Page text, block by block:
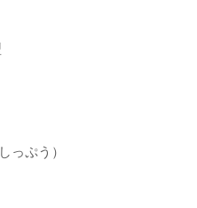
っぷう）